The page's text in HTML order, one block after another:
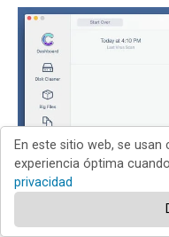
En este sitio web, se
experiencia óptima
privacidad